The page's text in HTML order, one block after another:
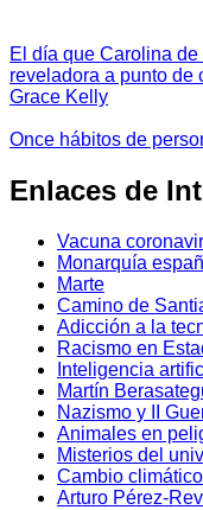
El día que Carolina
reveladora a punto de
Grace Kelly
Once hábitos de
Enlaces de
Vacuna
Monarquía
Marte
Camino de
Adicción a la
Racismo en
Inteligencia
Martín
Nazismo y II
Animales en
Misterios del
Cambio climático
Arturo Pérez-